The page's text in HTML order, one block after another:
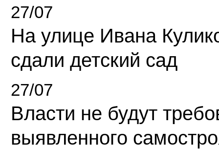
27/07
На улице Ивана
сдали детский сад
27/07
Власти не будут
выявленного